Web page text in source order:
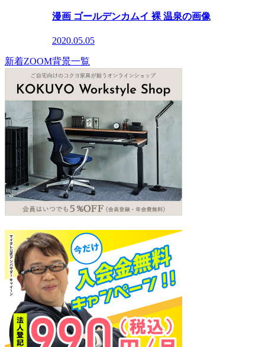
漫画 ゴールデンカムイ 裸 温泉の画像
2020.05.05
新着ZOOM背景一覧